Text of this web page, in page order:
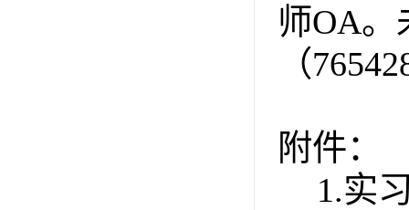
师OA。
（
附件：
1.实